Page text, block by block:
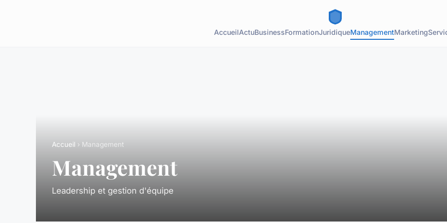
AccueilActuBusinessFormationJuridiqueManagementMarketing
Accueil › Management
Management
Leadership et gestion d'équipe